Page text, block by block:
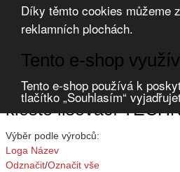
Díky těmto cookies můžeme
reklamních plochách.
Tento e-shop
Tento e-shop používá k
tlačítko „Souhlasím“
Zvolte měnu:
Přihlásit uživatele
Úvod Nářadí a systémy značení nářadí
kleště lisovací
Výběr podle výrobců:
Loga Název
Odznačit/Označit vše